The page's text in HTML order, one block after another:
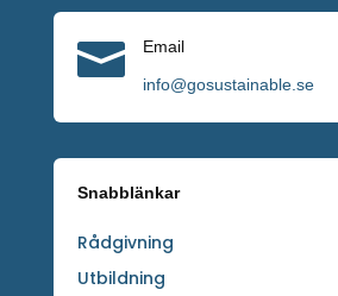

Email
info@gosustainable.se
Snabblänkar
Rådgivning
Utbildning